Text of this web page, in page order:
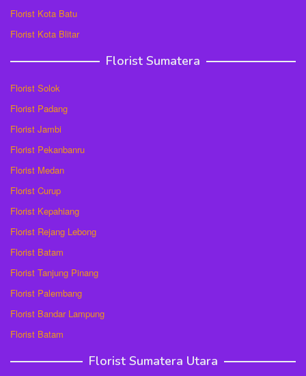
Florist Kota Batu
Florist Kota Blitar
Florist Sumatera
Florist Solok
Florist Padang
Florist Jambi
Florist Pekanbanru
Florist Medan
Florist Curup
Florist Kepahiang
Florist Rejang Lebong
Florist Batam
Florist Tanjung Pinang
Florist Palembang
Florist Bandar Lampung
Florist Batam
Florist Sumatera Utara